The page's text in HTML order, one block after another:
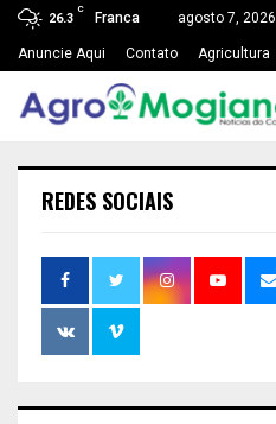
26.3
C
Franca agosto 7, 2026
Anuncie Aqui Contato Agricultura
REDES SOCIAIS